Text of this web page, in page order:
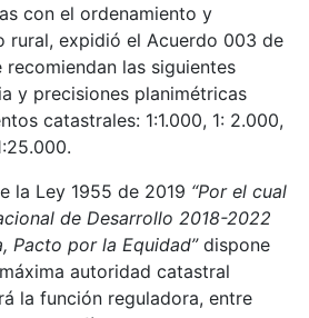
con el ordenamiento y
rural, expidió el Acuerdo 003 de
recomiendan las siguientes
y precisiones planimétricas
catastrales: 1:1.000, 1: 2.000,
la Ley 1955 de 2019 “Por el cual
de Desarrollo 2018-2022
Pacto por la Equidad”dispone
autoridad catastral
la función reguladora, entre